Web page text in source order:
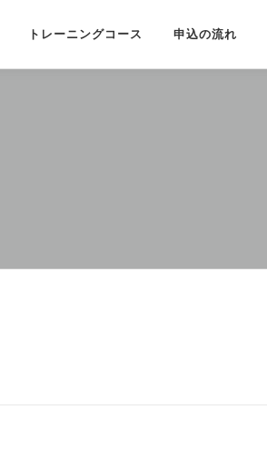
トレーニングコース 申込の流れ